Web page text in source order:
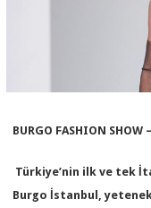
BURGO FASHION SHOW
Türkiye’nin ilk ve tek
Burgo İstanbul,